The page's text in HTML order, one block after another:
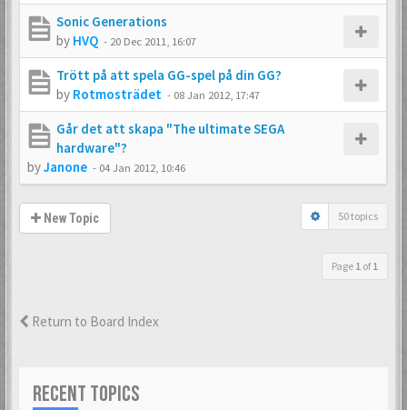
Sonic Generations
by HVQ - 20 Dec 2011, 16:07
Trött på att spela GG-spel på din GG?
by Rotmosträdet - 08 Jan 2012, 17:47
Går det att skapa "The ultimate SEGA
hardware"?
byJanone - 04 Jan 2012, 10:46
New Topic 50 topics
Page 1 of1
Return to Board Index
RECENT TOPICS